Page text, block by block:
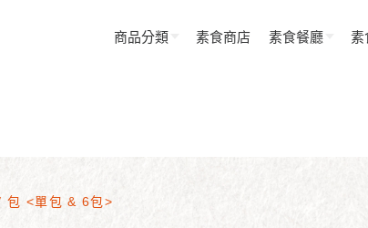
商品分類 素食商店 素食餐廳 素
包 <單包 & 6包>